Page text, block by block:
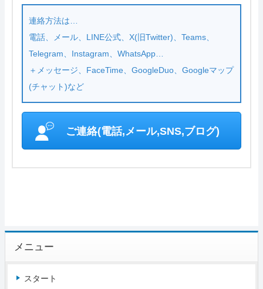
連絡方法は…
電話、メール、LINE公式、X(旧Twitter)、Teams、
Telegram、Instagram、WhatsApp…
＋メッセージ、FaceTime、GoogleDuo、Googleマップ
(チャット)など
ご連絡(電話,メール,SNS,ブログ)
メニュー
スタート